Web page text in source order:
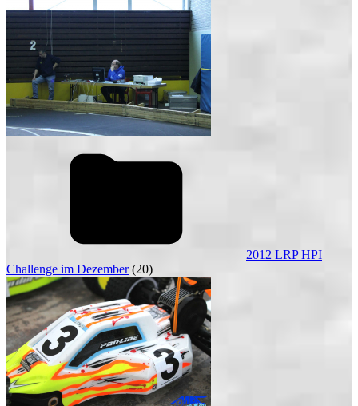
2012 LRP HPI
Challenge im Dezember (20)